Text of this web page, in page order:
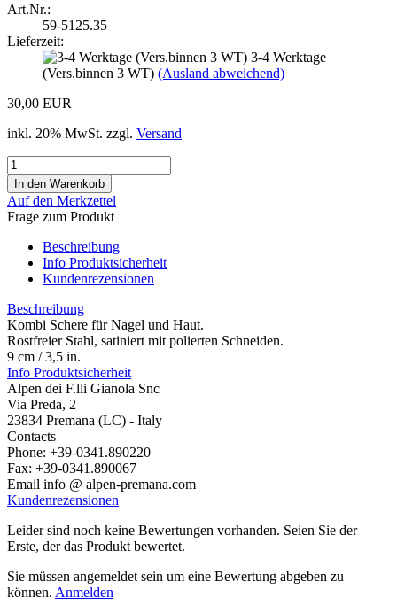
Art.Nr.:
59-5125.35
Lieferzeit:
3-4 Werktage
(Vers.binnen 3 WT) (Ausland abweichend)
30,00 EUR
inkl. 20% MwSt. zzgl. Versand
Auf den Merkzettel
Frage zum Produkt
Beschreibung
Info Produktsicherheit
Kundenrezensionen
Beschreibung
Kombi Schere für Nagel und Haut.
Rostfreier Stahl, satiniert mit polierten Schneiden.
9 cm / 3,5 in.
Info Produktsicherheit
Alpen dei F.lli Gianola Snc
Via Preda, 2
23834 Premana (LC) - Italy
Contacts
Phone: +39-0341.890220
Fax: +39-0341.890067
Email info @ alpen-premana.com
Kundenrezensionen
Leider sind noch keine Bewertungen vorhanden. Seien Sie der
Erste, der das Produkt bewertet.
Sie müssen angemeldet sein um eine Bewertung abgeben zu
können. Anmelden